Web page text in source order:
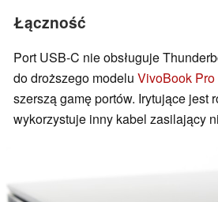
Łączność
Port USB-C nie obsługuje
do droższego modelu VivoBook Pro
szerszą gamę portów. Irytujące jest
wykorzystuje inny kabel zasilający